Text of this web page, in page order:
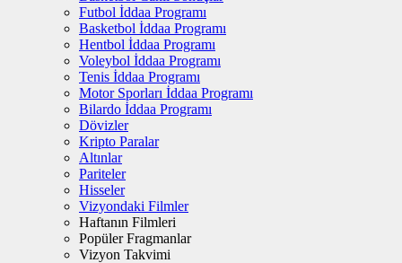
Futbol İddaa Programı
Basketbol İddaa Programı
Hentbol İddaa Programı
Voleybol İddaa Programı
Tenis İddaa Programı
Motor Sporları İddaa Programı
Bilardo İddaa Programı
Dövizler
Kripto Paralar
Altınlar
Pariteler
Hisseler
Vizyondaki Filmler
Haftanın Filmleri
Popüler Fragmanlar
Vizyon Takvimi